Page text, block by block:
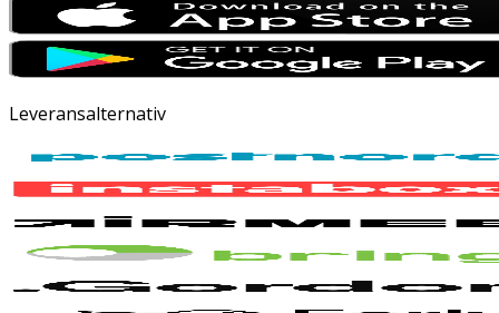
Leveransalternativ